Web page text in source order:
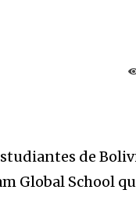
de
Global School